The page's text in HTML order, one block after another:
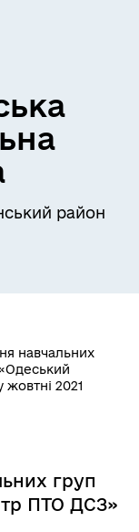
район
навчальних
2021
груп
ПТО ДСЗ»